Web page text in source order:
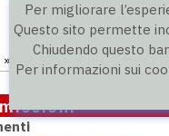
Per migliorare
Questo sito permette
Chiudendo questo
Per informazioni sui
» Commissioni»Terza